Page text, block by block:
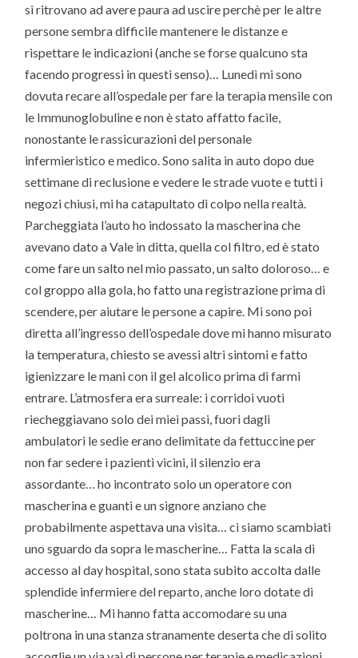
si ritrovano ad avere paura ad uscire perchè per le altre
persone sembra difficile mantenere le distanze e
rispettare le indicazioni (anche se forse qualcuno sta
facendo progressi in questi senso)… Lunedì mi sono
dovuta recare all’ospedale per fare la terapia mensile con
le Immunoglobuline e non è stato affatto facile,
nonostante le rassicurazioni del personale
infermieristico e medico. Sono salita in auto dopo due
settimane di reclusione e vedere le strade vuote e tutti i
negozi chiusi, mi ha catapultato di colpo nella realtà.
Parcheggiata l’auto ho indossato la mascherina che
avevano dato a Vale in ditta, quella col filtro, ed è stato
come fare un salto nel mio passato, un salto doloroso… e
col groppo alla gola, ho fatto una registrazione prima di
scendere, per aiutare le persone a capire. Mi sono poi
diretta all’ingresso dell’ospedale dove mi hanno misurato
la temperatura, chiesto se avessi altri sintomi e fatto
igienizzare le mani con il gel alcolico prima di farmi
entrare. L’atmosfera era surreale: i corridoi vuoti
riecheggiavano solo dei miei passi, fuori dagli
ambulatori le sedie erano delimitate da fettuccine per
non far sedere i pazienti vicini, il silenzio era
assordante… ho incontrato solo un operatore con
mascherina e guanti e un signore anziano che
probabilmente aspettava una visita… ci siamo scambiati
uno sguardo da sopra le mascherine… Fatta la scala di
accesso al day hospital, sono stata subito accolta dalle
splendide infermiere del reparto, anche loro dotate di
mascherine… Mi hanno fatta accomodare su una
poltrona in una stanza stranamente deserta che di solito